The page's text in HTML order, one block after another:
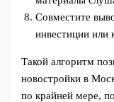
Совместите
инвестиции или
Такой алгоритм
новостройки в
по крайней мере,